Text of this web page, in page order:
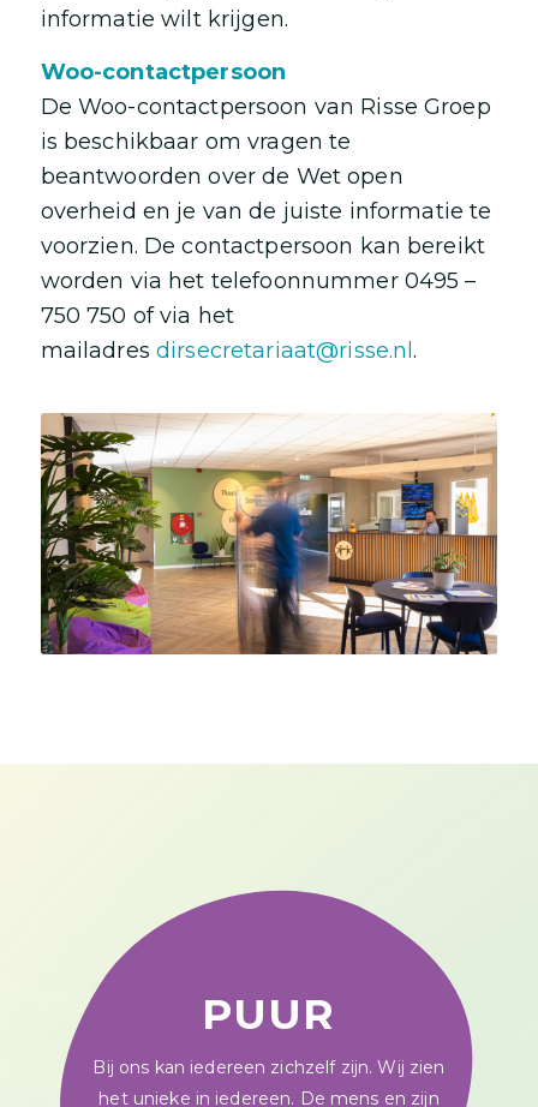
informatie wilt krijgen.
Woo-contactpersoon
De Woo-contactpersoon van Risse Groep
is beschikbaar om vragen te
beantwoorden over de Wet open
overheid en je van de juiste informatie te
voorzien. De contactpersoon kan bereikt
worden via het telefoonnummer 0495 –
750 750 of via het
mailadres dirsecretariaat@risse.nl.
PUUR
Bij ons kan iedereen zichzelf zijn. Wij zien
het unieke in iedereen. De mens en zijn